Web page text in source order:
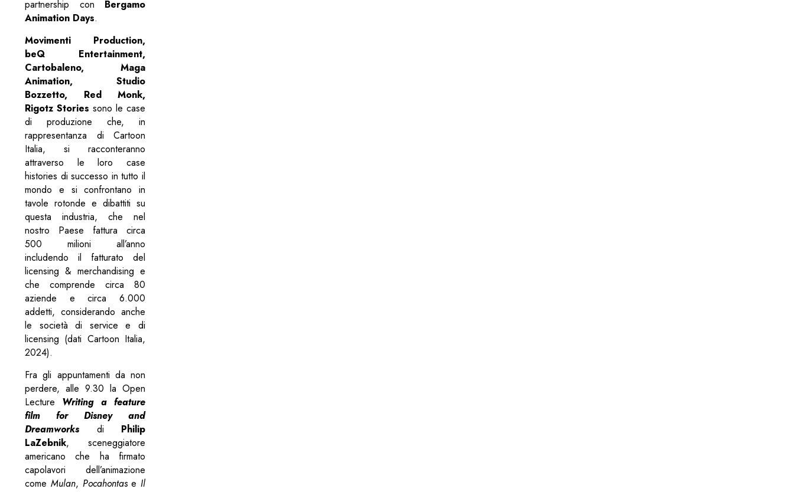
partnership con Bergamo
Animation Days.
Movimenti Production,
beQ Entertainment,
Cartobaleno, Maga
Animation, Studio
Bozzetto, Red Monk,
Rigotz Stories sono le case
di produzione che, in
rappresentanza di Cartoon
Italia, si racconteranno
attraverso le loro case
histories di successo in tutto il
mondo e si confrontano in
tavole rotonde e dibattiti su
questa industria, che nel
nostro Paese fattura circa
500 milioni all’anno
includendo il fatturato del
licensing & merchandising e
che comprende circa 80
aziende e circa 6.000
addetti, considerando anche
le società di service e di
licensing (dati Cartoon Italia,
2024).
Fra gli appuntamenti da non
perdere, alle 9.30 la Open
Lecture Writing a feature
film for Disney and
Dreamworks di Philip
LaZebnik, sceneggiatore
americano che ha firmato
capolavori dell’animazione
come Mulan, Pocahontase Il